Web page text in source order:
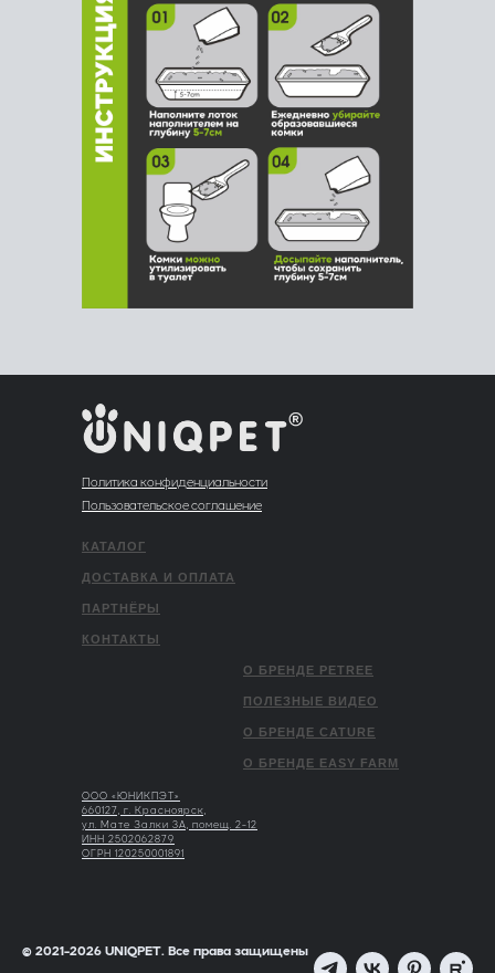
Политика конфиденциальности
Пользовательское соглашение
КАТАЛОГ
ООО «ЮНИКПЭТ»
660127, г. Красноярск,
ул. Мате Залки 3А, помещ. 2-12
ИНН 2502062879
ОГРН 120250001891
ДОСТАВКА И ОПЛАТА
ПАРТНЁРЫ
КОНТАКТЫ
О БРЕНДЕ PETREE
ПОЛЕЗНЫЕ ВИДЕО
О БРЕНДЕ CATURE
О БРЕНДЕ EASY FARM
© 2021-2026 UNIQPET. Все права защищены